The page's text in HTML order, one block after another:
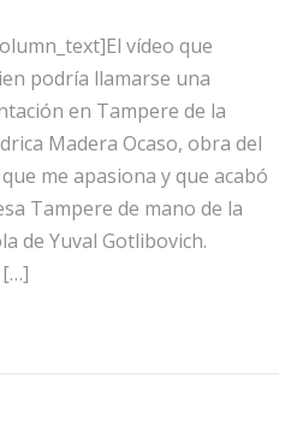
vídeo que
podría llamarse una
en Tampere de la
Madera Ocaso, obra del
me apasiona y que acabó
Tampere de mano de la
de Yuval Gotlibovich.
[…]